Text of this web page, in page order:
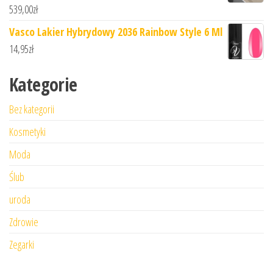
539,00zł
Vasco Lakier Hybrydowy 2036 Rainbow Style 6 Ml
14,95zł
Kategorie
Bez kategorii
Kosmetyki
Moda
Ślub
uroda
Zdrowie
Zegarki